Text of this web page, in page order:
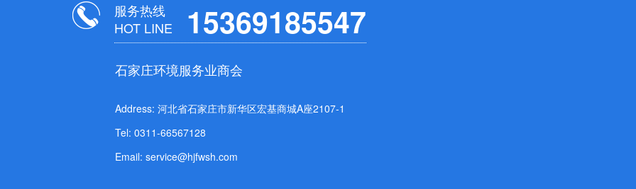
服务热线
HOT LINE
15369185547
石家庄环境服务业商会
Address: 河北省石家庄市新华区宏基商城A座2107-1
Tel: 0311-66567128
Email: service@hjfwsh.com